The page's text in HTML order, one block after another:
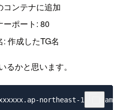
コンテナに追加
ーポート: 80
作成したTG名
かと思います。
northeast-